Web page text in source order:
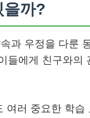
을까?
과 우정을 다룬
들에게 친구와의
여러 중요한 학